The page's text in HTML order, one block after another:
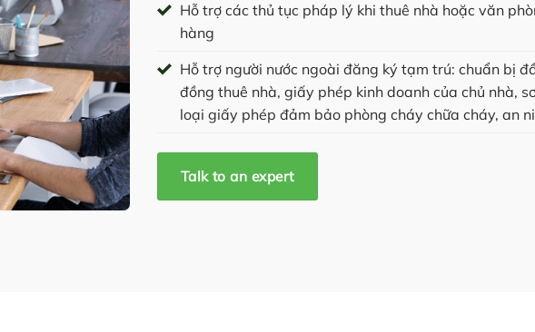
Hỗ trợ các thủ tục pháp lý khi thuê nhà hoặc văn
hàng
Hỗ trợ người nước ngoài đăng ký tạm trú: chuẩn bị
đồng thuê nhà, giấy phép kinh doanh của chủ nhà,
loại giấy phép đảm bảo phòng cháy chữa cháy, an
Talk to an expert